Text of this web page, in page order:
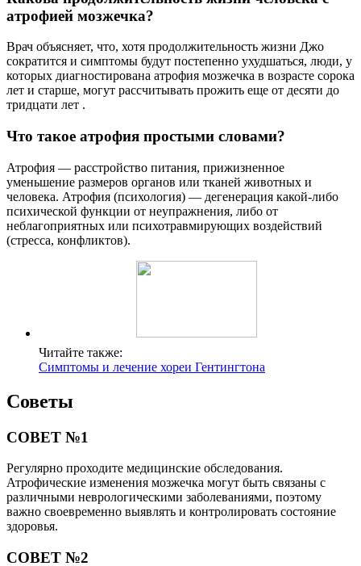
атрофией мозжечка?
Врач объясняет, что, хотя продолжительность жизни Джо
сократится и симптомы будут постепенно ухудшаться, люди, у
которых диагностирована атрофия мозжечка в возрасте сорока
лет и старше, могут рассчитывать прожить еще от десяти до
тридцати лет .
Что такое атрофия простыми словами?
Атрофия — расстройство питания, прижизненное
уменьшение размеров органов или тканей животных и
человека. Атрофия (психология) — дегенерация какой-либо
психической функции от неупражнения, либо от
неблагоприятных или психотравмирующих воздействий
(стресса, конфликтов).
Читайте также:
Симптомы и лечение хореи Гентингтона
Советы
СОВЕТ №1
Регулярно проходите медицинские обследования.
Атрофические изменения мозжечка могут быть связаны с
различными неврологическими заболеваниями, поэтому
важно своевременно выявлять и контролировать состояние
здоровья.
СОВЕТ №2